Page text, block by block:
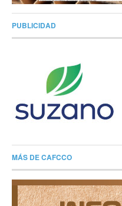
PUBLICIDAD
MÁS DE CAFCCO